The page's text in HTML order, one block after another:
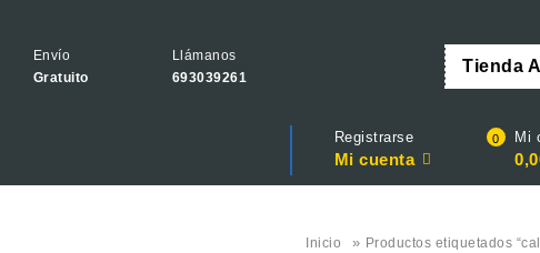
Envío
Gratuito
Llámanos
693039261
Tienda
Registrarse
Mi cuenta
0 Mi
Inicio » Productos etiquetados